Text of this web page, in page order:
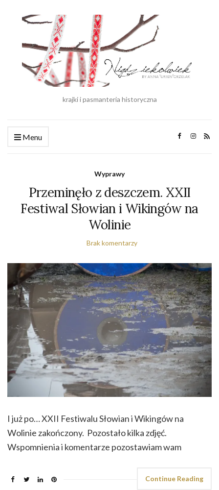
krajki i pasmanteria historyczna
Menu
Wyprawy
Przeminęło z deszczem. XXII
Festiwal Słowian i Wikingów na
Wolinie
Brak komentarzy
I już po… XXII Festiwalu Słowian i Wikingów na
Wolinie zakończony. Pozostało kilka zdjęć.
Wspomnienia i komentarze pozostawiam wam
Continue Reading